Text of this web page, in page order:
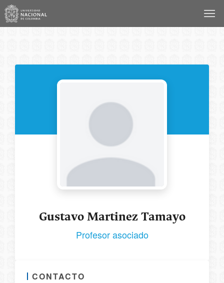
Saltar
contenido
Gustavo Martinez Tamayo
Profesor asociado
CONTACTO